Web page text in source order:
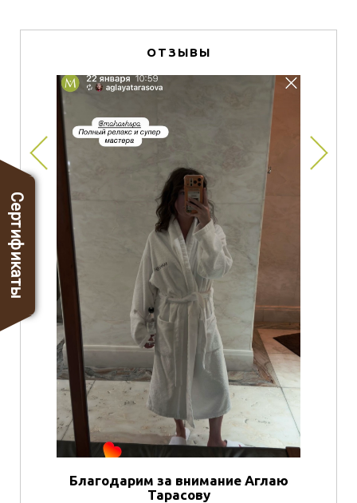
ОТЗЫВЫ
Благодарим за внимание Аглаю
Тарасову
Сертификаты